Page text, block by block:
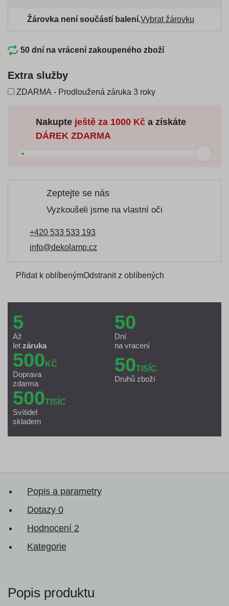
Žárovka není součástí balení.Vybrat žárovku
50 dní na vrácení zakoupeného zboží
Extra služby
ZDARMA - Prodloužená záruka 3 roky
Nakupte ještě za1000 Kča získáte
DÁREK ZDARMA
Zeptejte se nás
Vyzkoušeli jsme na vlastní oči
+420 533 533 193
info@dekolamp.cz
Přidat k oblíbenýmOdstranit z oblíbených
5
Až
let záruka
50
Dní
na vracení
500 KČ
Doprava
zdarma
50TISÍC
Druhů zboží
500TISÍC
Svítidel
skladem
Popis a parametry
Dotazy 0
Hodnocení 2
Kategorie
Popis produktu